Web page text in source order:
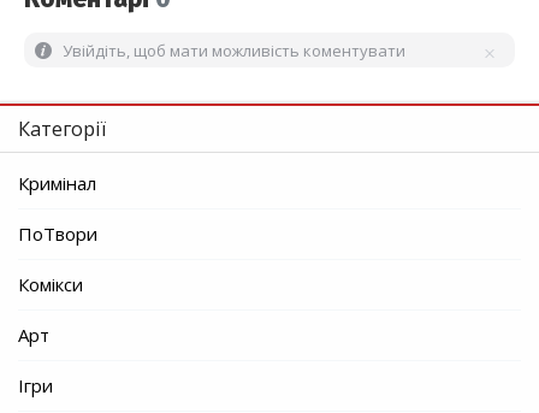
Увійдіть, щоб мати можливість коментувати
Категорії
Кримінал
ПоТвори
Комікси
Арт
Ігри